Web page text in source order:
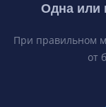
Одна или
При правильном
от